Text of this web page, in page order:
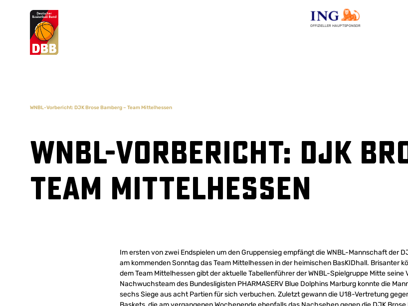
OFFIZIELLER HAUPTSPONSOR
Suchvorschläge
WNBL-Vorbericht: DJK Brose Bamberg – Team Mittelhessen
WNBL-Vorbericht: DJK
Team Mittelhessen
Im ersten von zwei Endspielen um den Gruppensieg empfängt die WNBL-Mannschaft der
am kommenden Sonntag das Team Mittelhessen in der heimischen BasKIDhall. Brisanter
dem Team Mittelhessen gibt der aktuelle Tabellenführer der WNBL-Spielgruppe Mitte seine
Nachwuchsteam des Bundesligisten PHARMASERV Blue Dolphins Marburg konnte die
sechs Siege aus acht Partien für sich verbuchen. Zuletzt gewann die U18-Vertretung